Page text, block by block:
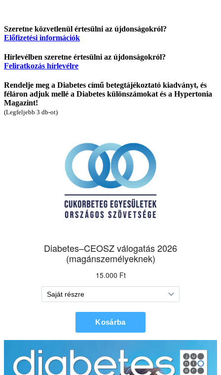
Szeretne közvetlenül értesülni az újdonságokról?
Előfizetési információk
Hírlevélben szeretne értesülni az újdonságokról?
Feliratkozás hírlevélre
Rendelje meg a Diabetes című betegtájékoztató kiadványt, és
féláron adjuk mellé a Diabetes különszámokat és a Hypertonia
Magazint!
(Legfeljebb 3 db-ot)